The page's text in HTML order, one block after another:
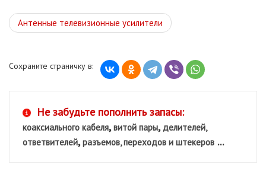
Антенные телевизионные усилители
Сохраните страничку в:
Не забудьте пополнить запасы:
коаксиального кабеля,витой пары, делителей,
ответвителей,разъемов, переходов и штекеров ...